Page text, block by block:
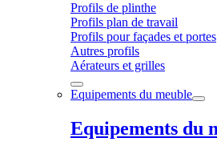
Profils de plinthe
Profils plan de travail
Profils pour façades et portes
Autres profils
Aérateurs et grilles
Equipements du meuble
Equipements du